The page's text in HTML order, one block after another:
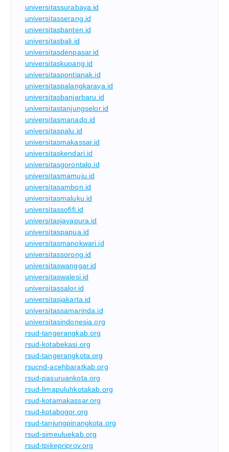
universitassurabaya.id
universitasserang.id
universitasbanten.id
universitasbali.id
universitasdenpasar.id
universitaskupang.id
universitaspontianak.id
universitaspalangkaraya.id
universitasbanjarbaru.id
universitastanjungselor.id
universitasmanado.id
universitaspalu.id
universitasmakassar.id
universitaskendari.id
universitasgorontalo.id
universitasmamuju.id
universitasambon.id
universitasmaluku.id
universitassofifi.id
universitasjayapura.id
universitaspapua.id
universitasmanokwari.id
universitassorong.id
universitaswanggar.id
universitaswalesi.id
universitassalor.id
universitasjakarta.id
universitassamarinda.id
universitasindonesia.org
rsud-tangerangkab.org
rsud-kotabekasi.org
rsud-tangerangkota.org
rsucnd-acehbaratkab.org
rsud-pasuruankota.org
rsud-limapuluhkotakab.org
rsud-kotamakassar.org
rsud-kotabogor.org
rsud-tanjungpinangkota.org
rsud-simeuluekab.org
rsud-tpikepriprov.org